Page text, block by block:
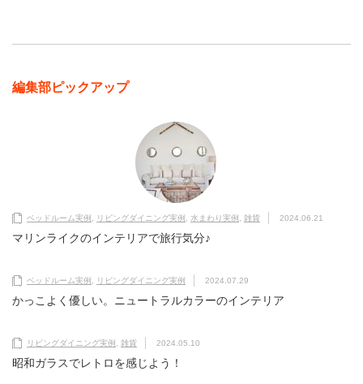
編集部ピックアップ
ベッドルーム実例 リビングダイニング実例 水まわり実例 雑貨 2024.06.21
マリンライクのインテリアで旅行気分♪
ベッドルーム実例 リビングダイニング実例 2024.07.29
かっこよく優しい。ニュートラルカラーのインテリア
リビングダイニング実例 雑貨 2024.05.10
昭和ガラスでレトロを感じよう！